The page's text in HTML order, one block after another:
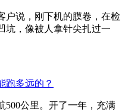
户说，刚下机的膜卷，在检
坑，像被人拿针尖扎过一
跑多远的？
500公里。开了一年，充满